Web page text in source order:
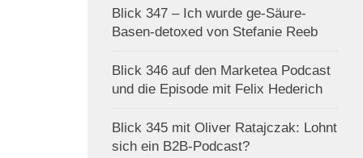
Blick 347 – Ich wurde ge-Säure-
Basen-detoxed von Stefanie Reeb
Blick 346 auf den Marketea Podcast
und die Episode mit Felix Hederich
Blick 345 mit Oliver Ratajczak: Lohnt
sich ein B2B-Podcast?